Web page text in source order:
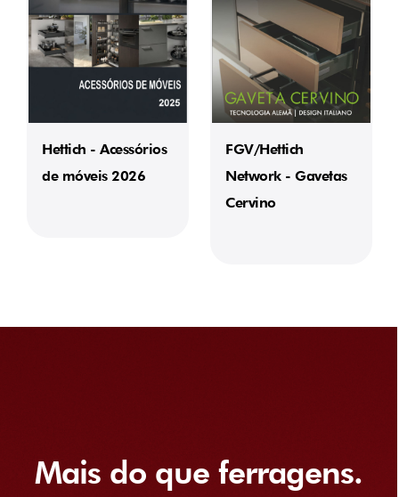
Hettich - Acessórios
de móveis 2026
FGV/Hettich
Network - Gavetas
Cervino
Mais do que ferragens.